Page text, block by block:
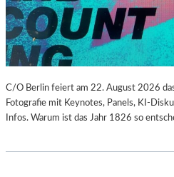
C/O Berlin feiert am 22. August 2026
Fotografie mit Keynotes, Panels, KI-
Infos. Warum ist das Jahr 1826 so